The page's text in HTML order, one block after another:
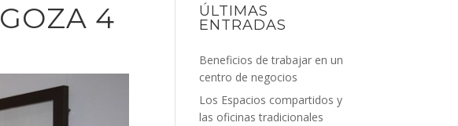
4
ÚLTIMAS
ENTRADAS
Beneficios de trabajar en un
centro de negocios
Los Espacios compartidos y
las oficinas tradicionales